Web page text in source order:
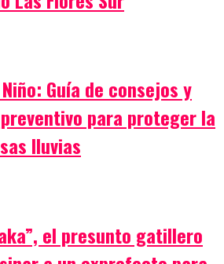
Guía de consejos y
para proteger la
lluvias
el presunto gatillero